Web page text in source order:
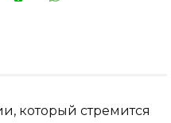
который стремится